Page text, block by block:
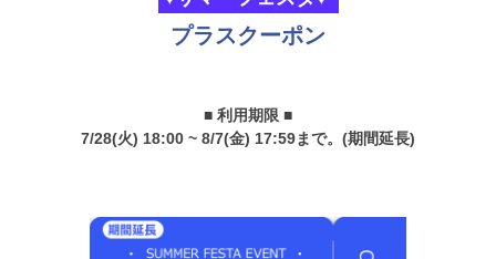
プラスクーポン
■ 利用期限 ■
7/28(火) 18:00 ~ 8/7(金) 17:59まで。(期間延長)